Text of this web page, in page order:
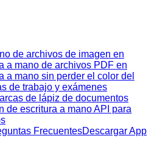
de archivos de imagen en
a mano de archivos PDF en
a mano sin perder el color del
de trabajo y exámenes
de lápiz de documentos
de escritura a mano API para
FrecuentesDescargar App